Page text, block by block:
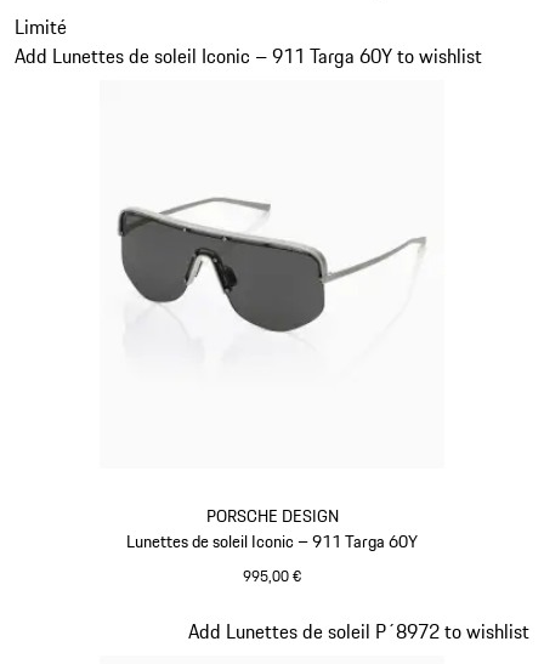
PORSCHE DESIGN
Lunettes de soleil Iconic – 911 Targa 60Y
995,00 €
Limité
Add Lunettes de soleil Iconic – 911 Targa 60Y to wishlist
Diapositive 1 sur 20
Add Lunettes de soleil P´8972 to wishlist